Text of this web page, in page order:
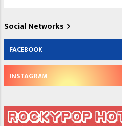
Social Networks
FACEBOOK
INSTAGRAM